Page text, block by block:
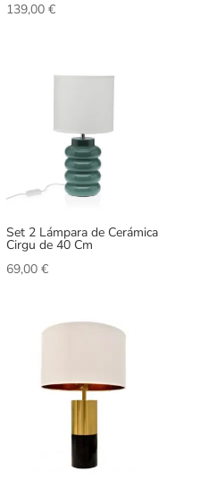
139,00€
Set 2 Lámpara de Cerámica
Cirgu de 40 Cm
69,00€